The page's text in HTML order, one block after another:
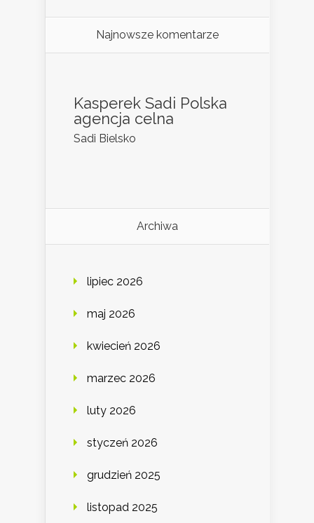
Najnowsze komentarze
Kasperek Sadi Polska
agencja celna
Sadi Bielsko
Archiwa
lipiec 2026
maj 2026
kwiecień 2026
marzec 2026
luty 2026
styczeń 2026
grudzień 2025
listopad 2025